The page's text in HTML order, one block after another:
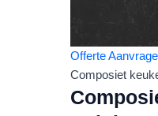
Offerte
Composiet